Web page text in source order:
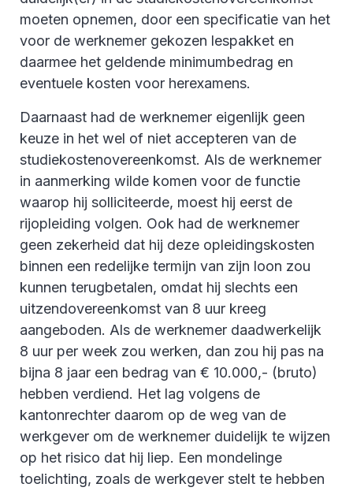
moeten opnemen, door een specificatie van het
voor de werknemer gekozen lespakket en
daarmee het geldende minimumbedrag en
eventuele kosten voor herexamens.
Daarnaast had de werknemer eigenlijk geen
keuze in het wel of niet accepteren van de
studiekostenovereenkomst. Als de werknemer
in aanmerking wilde komen voor de functie
waarop hij solliciteerde, moest hij eerst de
rijopleiding volgen. Ook had de werknemer
geen zekerheid dat hij deze opleidingskosten
binnen een redelijke termijn van zijn loon zou
kunnen terugbetalen, omdat hij slechts een
uitzendovereenkomst van 8 uur kreeg
aangeboden. Als de werknemer daadwerkelijk
8 uur per week zou werken, dan zou hij pas na
bijna 8 jaar een bedrag van € 10.000,- (bruto)
hebben verdiend. Het lag volgens de
kantonrechter daarom op de weg van de
werkgever om de werknemer duidelijk te wijzen
op het risico dat hij liep. Een mondelinge
toelichting, zoals de werkgever stelt te hebben